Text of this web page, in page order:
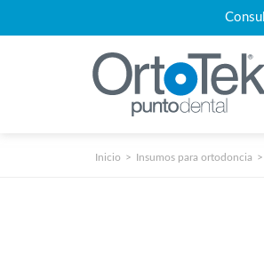
Inicio Insumos para ortodoncia